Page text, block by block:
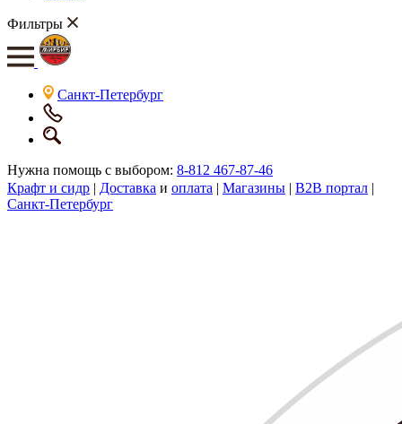
Фильтры
Санкт-Петербург
Нужна помощь с выбором: 8-812 467-87-46
Крафт и сидр | Доставка и оплата | Магазины | B2B портал |
Санкт-Петербург